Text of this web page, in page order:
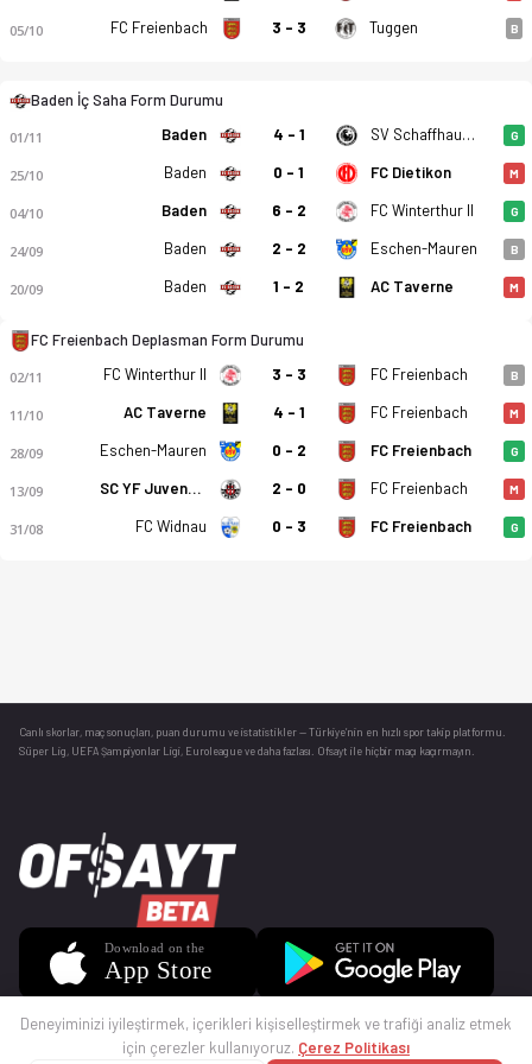
05/10 FC Freienbach 3 - 3 Tuggen B
Baden İç Saha Form Durumu
01/11 Baden 4 - 1 SV Schaffhausen G
25/10 Baden 0 - 1 FC Dietikon M
04/10 Baden 6 - 2 FC Winterthur II G
24/09 Baden 2 - 2 Eschen-Mauren B
20/09 Baden 1 - 2 AC Taverne M
FC Freienbach Deplasman Form Durumu
02/11 FC Winterthur II 3 - 3 FC Freienbach B
11/10 AC Taverne 4 - 1 FC Freienbach M
28/09 Eschen-Mauren 0 - 2 FC Freienbach G
13/09 SC YF Juventus 2 - 0 FC Freienbach M
31/08 FC Widnau 0 - 3 FC Freienbach G
Canlı skorlar , maç sonuçları, puan durumu ve istatistikler — Türkiye’nin en hızlı spor takip platformu.
Süper Lig, UEFA Şampiyonlar Ligi, Euroleague ve daha fazlası. Ofsayt ile hiçbir maçı kaçırmayın.
Deneyiminizi iyileştirmek, içerikleri kişiselleştirmek ve trafiği analiz etmek
için çerezler kullanıyoruz. Çerez Politikası